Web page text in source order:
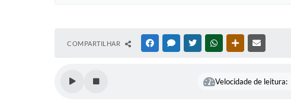
COMPARTILHAR FACEBOOKMESSENGER
TWITTERWHATSAPPOUTRAS MÍDIAS
Velocidade de leitura: